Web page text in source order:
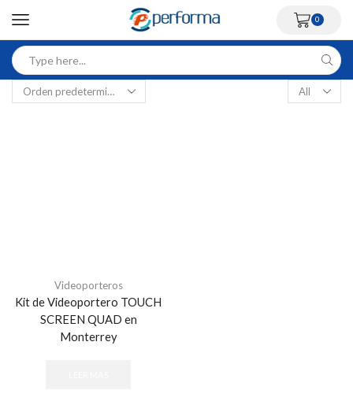
0
Videoporteros
Kit de Videoportero TOUCH
SCREEN QUAD en
Monterrey